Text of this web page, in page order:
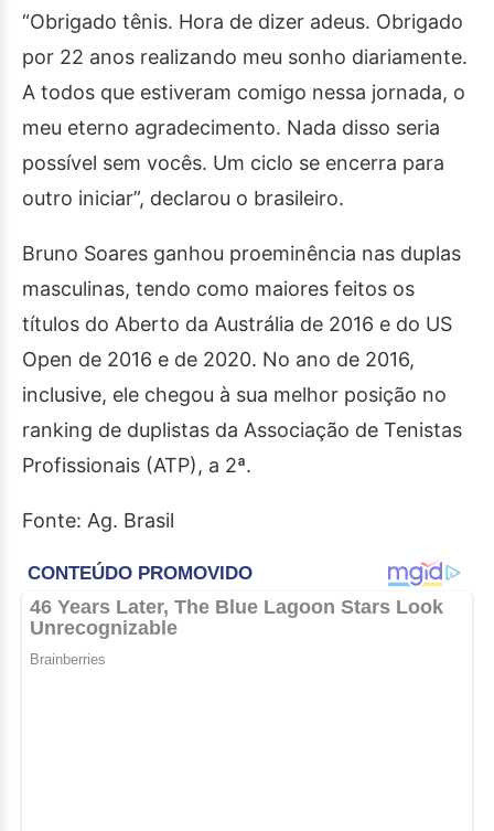
“Obrigado tênis. Hora de dizer adeus. Obrigado
por 22 anos realizando meu sonho diariamente.
A todos que estiveram comigo nessa jornada, o
meu eterno agradecimento. Nada disso seria
possível sem vocês. Um ciclo se encerra para
outro iniciar”, declarou o brasileiro.
Bruno Soares ganhou proeminência nas duplas
masculinas, tendo como maiores feitos os
títulos do Aberto da Austrália de 2016 e do US
Open de 2016 e de 2020. No ano de 2016,
inclusive, ele chegou à sua melhor posição no
ranking de duplistas da Associação de Tenistas
Profissionais (ATP), a 2ª.
Fonte: Ag. Brasil